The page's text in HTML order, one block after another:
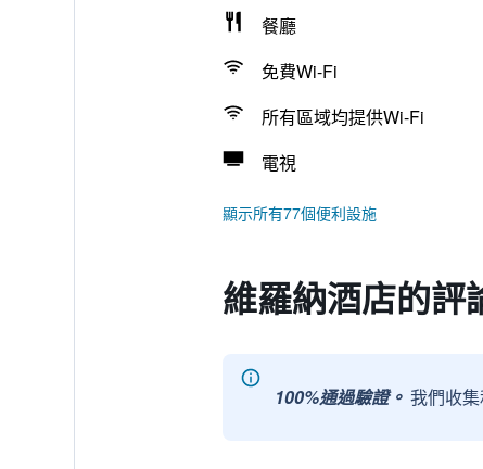
餐廳
免費Wi-Fi
所有區域均提供Wi-Fi
電視
顯示所有77個便利設施
維羅納酒店的評
100%通過驗證。 我們收